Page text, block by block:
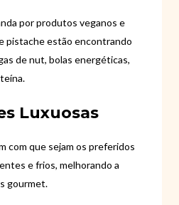
por produtos veganos e
pistache estão encontrando
de nut, bolas energéticas,
Luxuosas
com que sejam os preferidos
e frios, melhorando a
gourmet.